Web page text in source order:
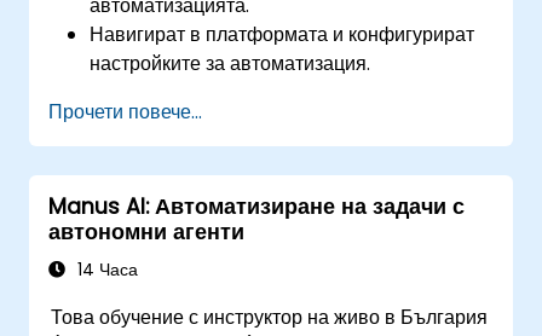
Навигират в платформата и конфигурират
настройките за автоматизация.
на AI-управлявано изпълнение на задачи.
Интегрират Manus AI със съществуващи
бизнес инструменти.
Прилагат най-добрите практики за AI-
управлявана оперативна ефективност.
Прочети повече...
Manus AI: Автоматизиране на задачи с
автономни агенти
14 Часа
Това обучение с инструктор на живо в България